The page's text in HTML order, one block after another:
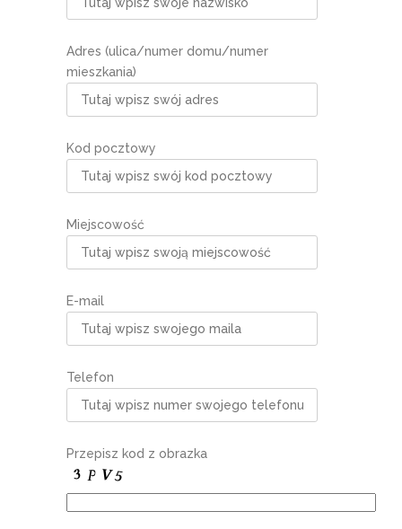
Adres (ulica/numer domu/numer
mieszkania)
Kod pocztowy
Miejscowość
E-mail
Telefon
Przepisz kod z obrazka